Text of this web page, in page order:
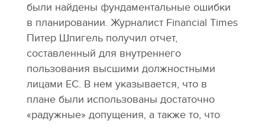
были найдены фундаментальные ошибки
в планировании. Журналист Financial Times
Питер Шпигель получил отчет,
составленный для внутреннего
пользования высшими должностными
лицами ЕС. В нем указывается, что в
плане были использованы достаточно
«радужные» допущения, а также то, что